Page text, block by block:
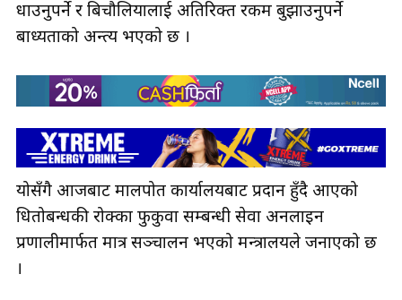
धाउनुपर्ने र बिचौलियालाई अतिरिक्त रकम बुझाउनुपर्ने
बाध्यताको अन्त्य भएको छ ।
योसँगै आजबाट मालपोत कार्यालयबाट प्रदान हुँदै आएको
धितोबन्धकी रोक्का फुकुवा सम्बन्धी सेवा अनलाइन
प्रणालीमार्फत मात्र सञ्चालन भएको मन्त्रालयले जनाएको छ
।